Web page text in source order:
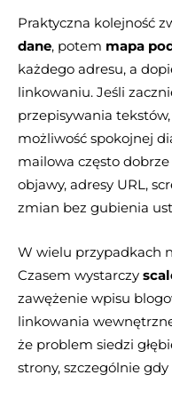
Praktyczna kolejność
dane, potem mapa
każdego adresu, a
linkowaniu. Jeśli
przepisywania
możliwość spokojnej
mailowa często
objawy, adresy URL,
zmian bez gubienia
W wielu przypadkach
Czasem wystarczy
zawężenie wpisu
linkowania
że problem siedzi
strony, szczególnie gdy